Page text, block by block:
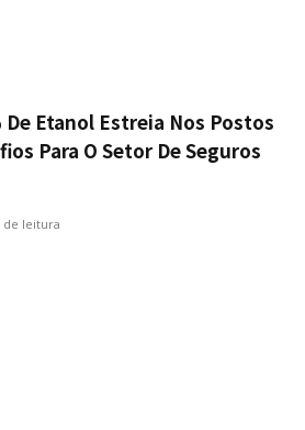
De Etanol Estreia Nos Postos
Para O Setor De Seguros
de leitura